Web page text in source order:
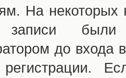
На
записи были
до входа
регистрации.